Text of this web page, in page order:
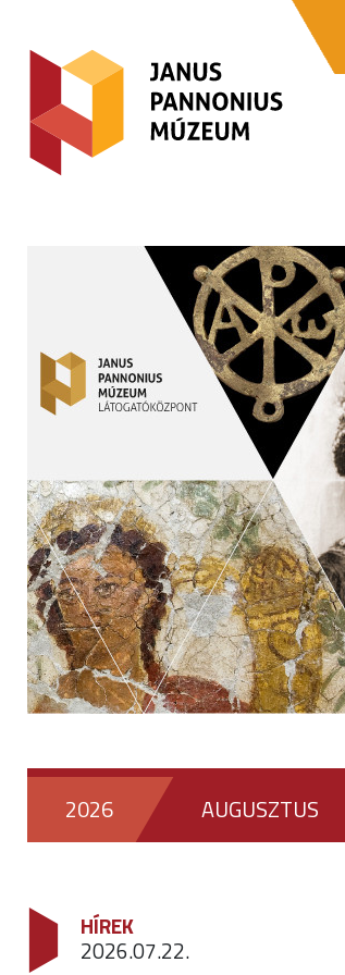
2026 AUGUSZTUS
HÍREK
2026.07.22.